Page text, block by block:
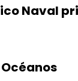
Naval